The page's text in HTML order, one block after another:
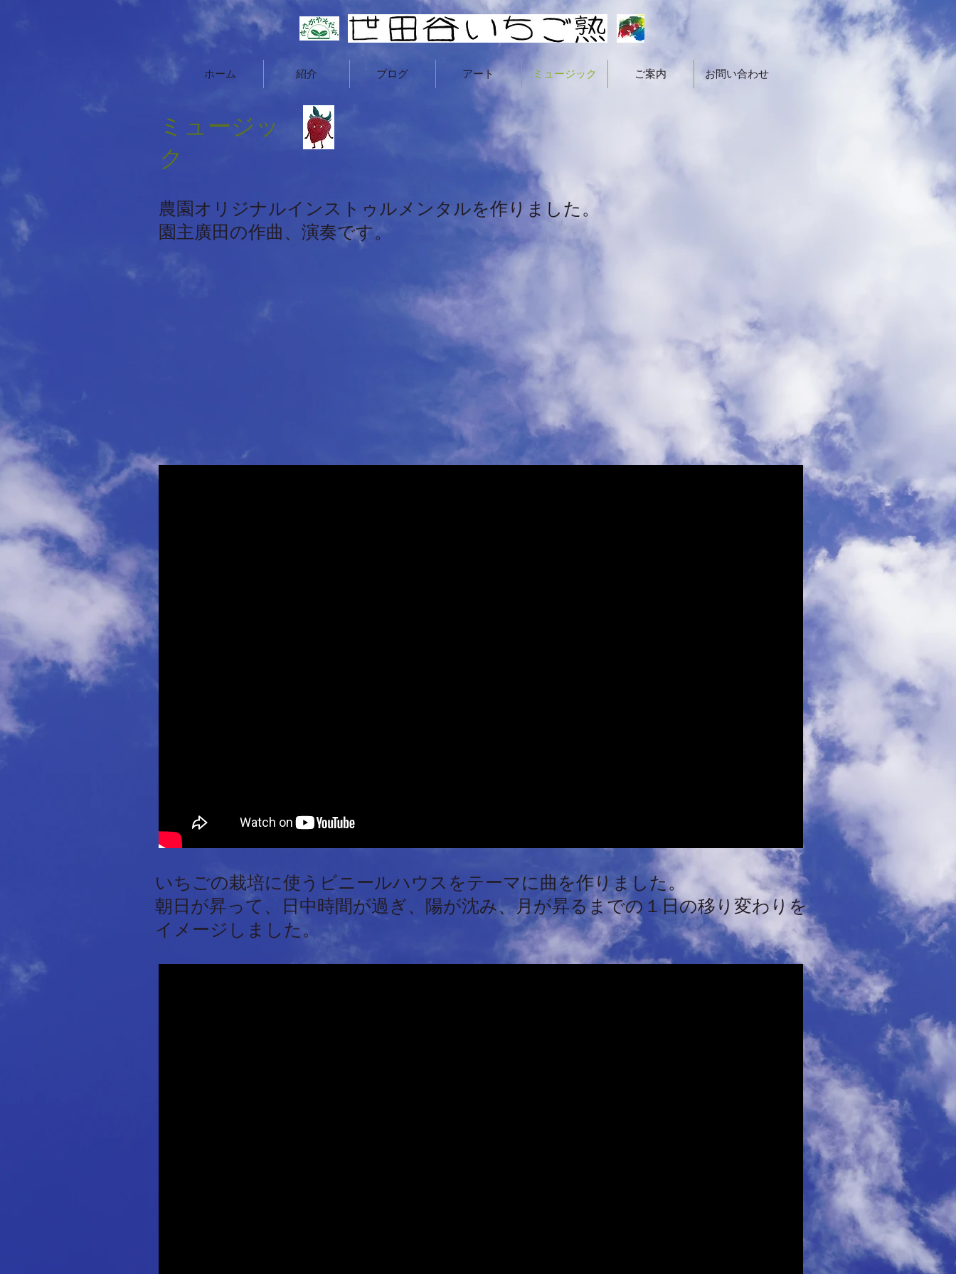
ホーム 紹介 ブログ アート ミュージック ご案内 お問い合わせ
​ミュージッ
ク
​農園オリジナルインストゥルメンタルを作りました。
​園主廣田の作曲、演奏です。
いちごの栽培に使うビニールハウスをテーマに曲を作りました。
朝日が昇って、日中時間が過ぎ、陽が沈み、月が昇るまでの１日の移り変わりを
イメージしました。